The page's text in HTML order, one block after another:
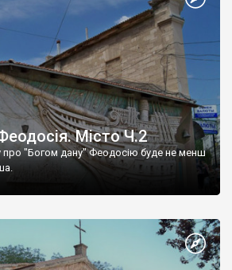
Місто Ч.2
про "Богом дану" Феодосію буде не менш